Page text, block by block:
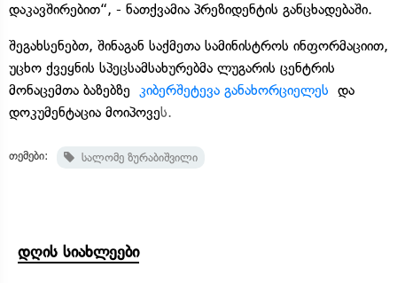
დაკავშირებით“, - ნათქვამია პრეზიდენტის განცხადებაში.
შეგახსენებთ, შინაგან საქმეთა სამინისტროს ინფორმაციით,
უცხო ქვეყნის სპეცსამსახურებმა ლუგარის ცენტრის
მონაცემთა ბაზებზე კიბერშეტევა განახორციელეს და
დოკუმენტაცია მოიპოვეს.
თემები: სალომე ზურაბიშვილი
დღის სიახლეები